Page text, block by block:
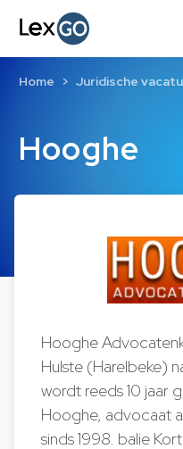
Hooghe
Home Juridische
Hooghe
Hulste (Harelbeke)
wordt reeds 10 jaar
Hooghe, advocaat
sinds 1998. balie